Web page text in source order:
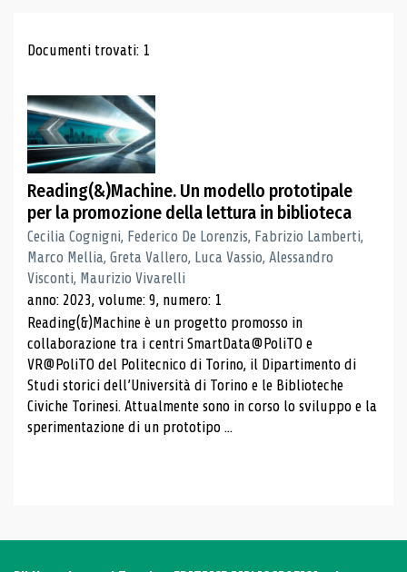
Risultati di ricerca
Documenti trovati: 1
Reading(&)Machine. Un modello prototipale
per la promozione della lettura in biblioteca
Cecilia Cognigni, Federico De Lorenzis, Fabrizio Lamberti,
Marco Mellia, Greta Vallero, Luca Vassio, Alessandro
Visconti, Maurizio Vivarelli
anno: 2023, volume: 9, numero: 1
Reading(&)Machine è un progetto promosso in
collaborazione tra i centri SmartData@PoliTO e
VR@PoliTO del Politecnico di Torino, il Dipartimento di
Studi storici dell’Università di Torino e le Biblioteche
Civiche Torinesi. Attualmente sono in corso lo sviluppo e la
sperimentazione di un prototipo ...